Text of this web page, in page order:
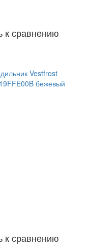
к сравнению
Vestfrost
бежевый
к сравнению